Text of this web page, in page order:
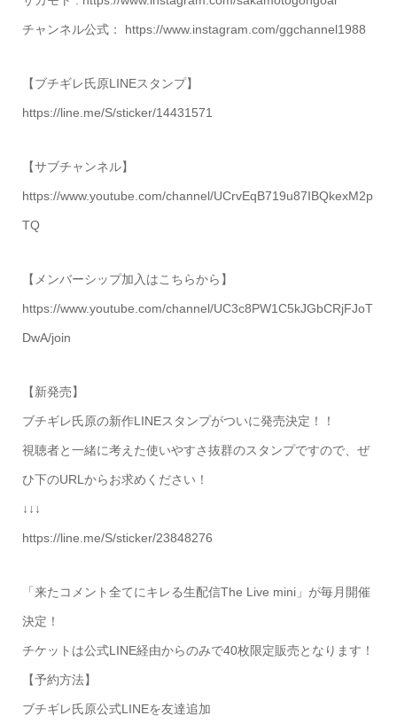
チャンネル公式： https://www.instagram.com/ggchannel1988
【ブチギレ氏原LINEスタンプ】
https://line.me/S/sticker/14431571
【サブチャンネル】
https://www.youtube.com/channel/UCrvEqB719u87IBQkexM2p
TQ
【メンバーシップ加入はこちらから】
https://www.youtube.com/channel/UC3c8PW1C5kJGbCRjFJoT
DwA/join
【新発売】
ブチギレ氏原の新作LINEスタンプがついに発売決定！！
視聴者と一緒に考えた使いやすさ抜群のスタンプですので、ぜ
ひ下のURLからお求めください！
↓↓↓
https://line.me/S/sticker/23848276
「来たコメント全てにキレる生配信The Live mini」が毎月開催
決定！
チケットは公式LINE経由からのみで40枚限定販売となります！
【予約方法】
ブチギレ氏原公式LINEを友達追加